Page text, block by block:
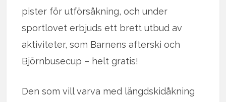
pister för utförsåkning, och under
sportlovet erbjuds ett brett utbud av
aktiviteter, som Barnens afterski och
Björnbusecup – helt gratis!
Den som vill varva med längdskidåkning